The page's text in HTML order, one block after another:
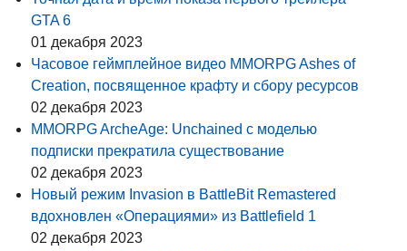
GTA 6
01 декабря 2023
Часовое геймплейное видео MMORPG Ashes of
Creation, посвященное крафту и сбору ресурсов
02 декабря 2023
MMORPG ArcheAge: Unchained с моделью
подписки прекратила существование
02 декабря 2023
Новый режим Invasion в BattleBit Remastered
вдохновлен «Операциями» из Battlefield 1
02 декабря 2023